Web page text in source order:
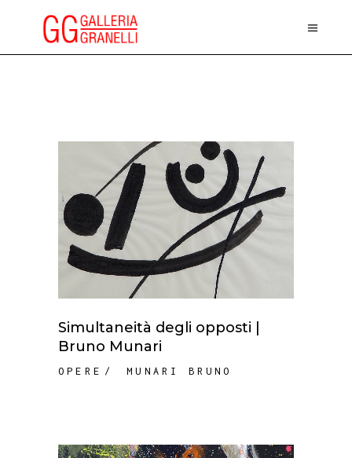
Simultaneità degli opposti |
Bruno Munari
OPERE MUNARI BRUNO